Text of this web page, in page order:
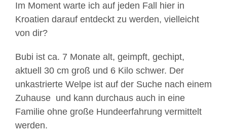
Im Moment warte ich auf jeden Fall hier in
Kroatien darauf entdeckt zu werden, vielleicht
von dir?
Bubi ist ca. 7 Monate alt, geimpft, gechipt,
aktuell 30 cm groß und 6 Kilo schwer. Der
unkastrierte Welpe ist auf der Suche nach einem
Zuhause und kann durchaus auch in eine
Familie ohne große Hundeerfahrung vermittelt
werden.